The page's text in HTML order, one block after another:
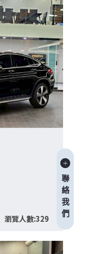
瀏覽人數:329
聯
絡
我
們